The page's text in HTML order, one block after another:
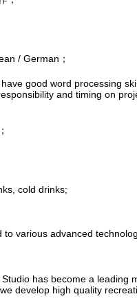
/ German；
good word processing
and timing on
cold drinks;
various advanced
has become a leading
develop high quality